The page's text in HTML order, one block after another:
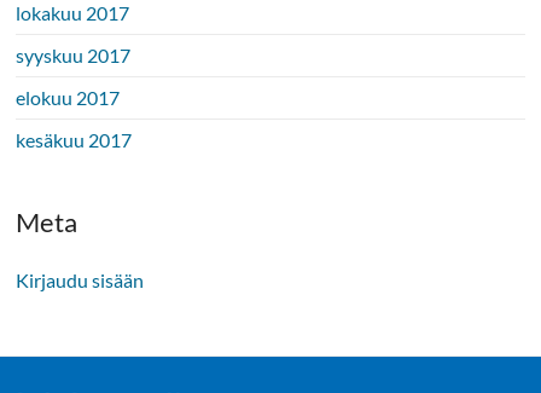
lokakuu 2017
syyskuu 2017
elokuu 2017
kesäkuu 2017
Meta
Kirjaudu sisään